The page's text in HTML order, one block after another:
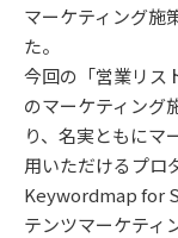
マーケティング施
た。
今回の「営業リス
のマーケティング
り、名実ともにマ
用いただけるプロ
Keywordmap for
テンツマーケティ